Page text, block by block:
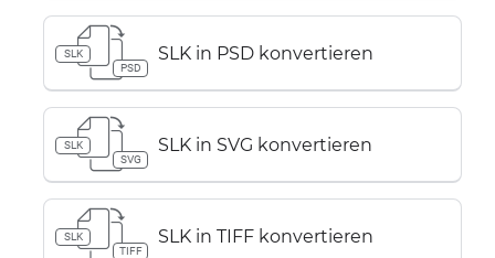
SLK
PSD
SLK in PSD konvertieren
SLK
SVG
SLK in SVG konvertieren
SLK
TIFF
SLK in TIFF konvertieren